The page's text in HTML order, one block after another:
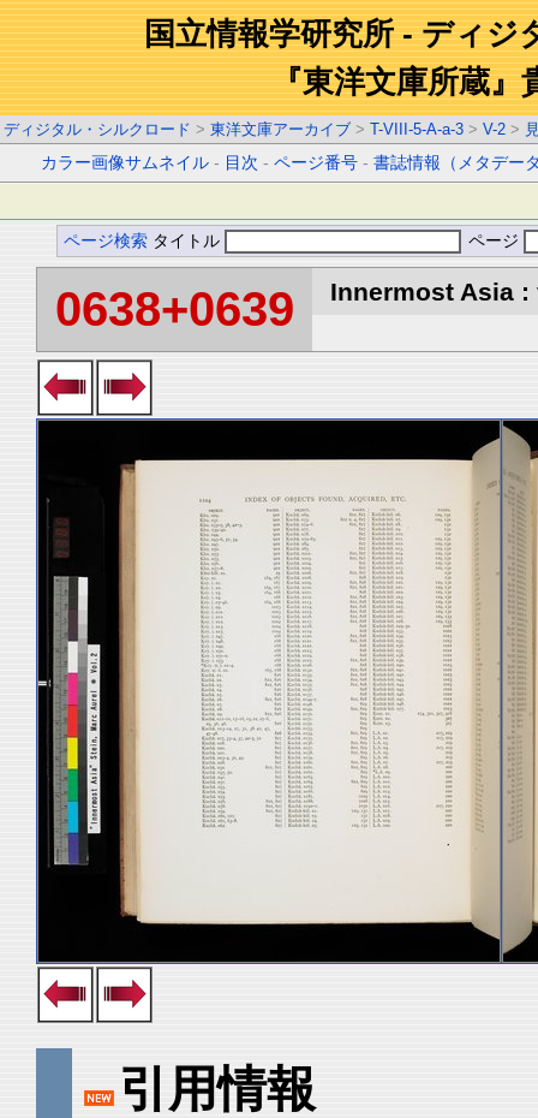
国立情報学研究所 - ディジ
『東洋文庫所蔵』
ディジタル・シルクロード > 東洋文庫アーカイブ > T-VIII-5-A-a-3 > V-2 >
カラー画像サムネイル - 目次 -ページ番号 -書誌情報（メタデー
ページ検索 タイトル ページ
0638+0639 Innermost Asia :
引用情報